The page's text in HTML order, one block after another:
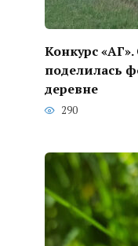
Конкурс
поделилась
деревне
290